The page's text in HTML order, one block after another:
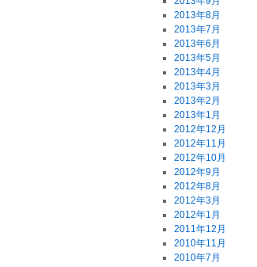
2013年8月
2013年7月
2013年6月
2013年5月
2013年4月
2013年3月
2013年2月
2013年1月
2012年12月
2012年11月
2012年10月
2012年9月
2012年8月
2012年3月
2012年1月
2011年12月
2010年11月
2010年7月